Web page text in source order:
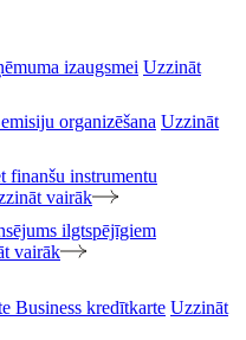
izaugsmei Uzzināt
organizēšana Uzzināt
finanšu instrumentu
vairāk
ilgtspējīgiem
vairāk
Business kredītkarte Uzzināt